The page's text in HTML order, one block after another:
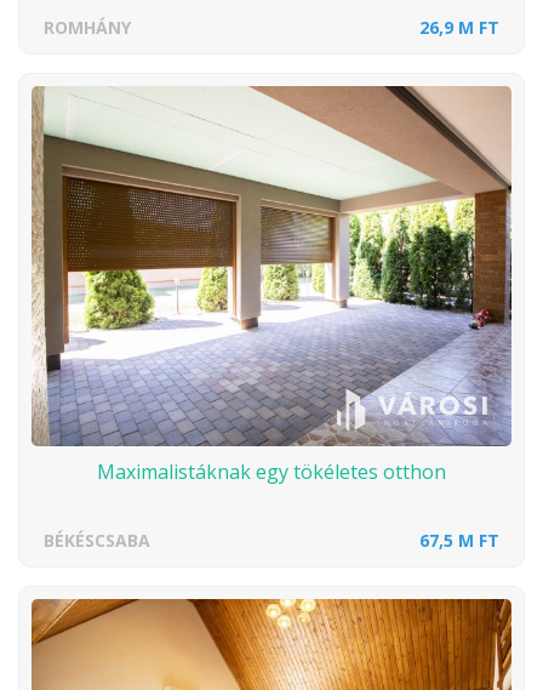
ROMHÁNY 26,9 M FT
Maximalistáknak egy tökéletes otthon
BÉKÉSCSABA 67,5 M FT